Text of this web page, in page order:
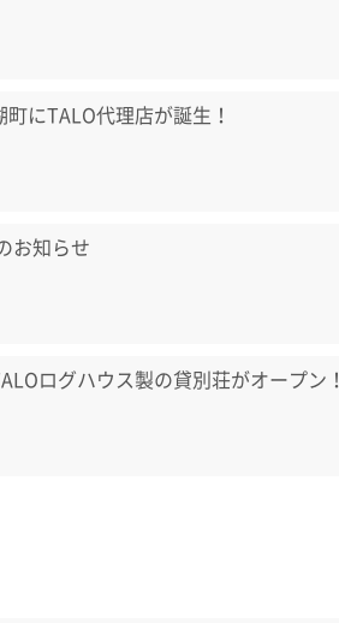
にTALO代理店が誕生！
お知らせ
ログハウス製の貸別荘がオープン！